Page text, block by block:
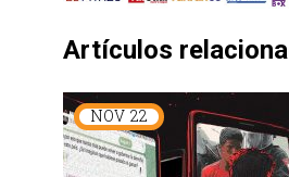
Artículos
NOV 22